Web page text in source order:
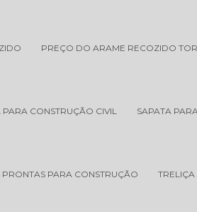
PREÇO DO ARAME RECOZIDO
PARA CONSTRUÇÃO CIVIL SAPATA
PRONTAS PARA CONSTRUÇÃO